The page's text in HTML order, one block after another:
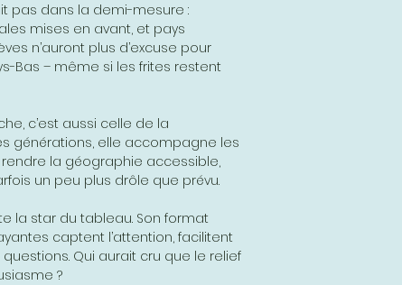
pas dans la demi-mesure :
mises en avant, et pays
n’auront plus d’excuse pour
Bas – même si les frites restent
c’est aussi celle de la
générations, elle accompagne les
la géographie accessible,
un peu plus drôle que prévu.
la star du tableau. Son format
captent l’attention, facilitent
Qui aurait cru que le relief
?